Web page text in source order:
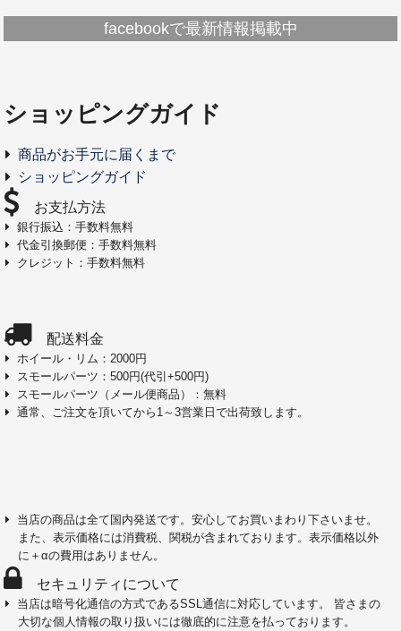
facebookで最新情報掲載中
ショッピングガイド
商品がお手元に届くまで
ショッピングガイド
お支払方法
銀行振込：手数料無料
代金引換郵便：手数料無料
クレジット：手数料無料
配送料金
ホイール・リム：2000円
スモールパーツ：500円(代引+500円)
スモールパーツ（メール便商品）：無料
通常、ご注文を頂いてから1～3営業日で出荷致します。
当店の商品は全て国内発送です。安心してお買いまわり下さいませ。
また、表示価格には消費税、関税が含まれております。表示価格以外
に＋αの費用はありません。
セキュリティについて
当店は暗号化通信の方式であるSSL通信に対応しています。 皆さまの
大切な個人情報の取り扱いには徹底的に注意を払っております。